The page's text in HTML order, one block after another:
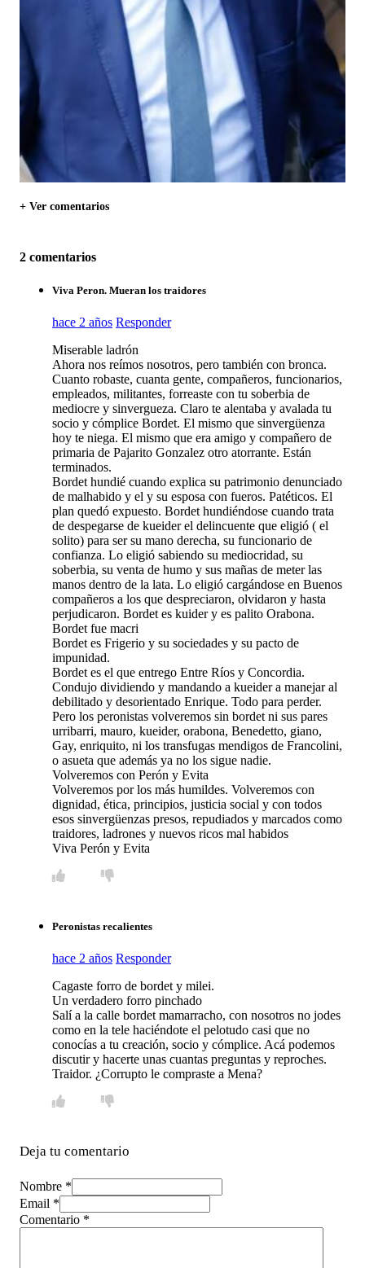
+ Ver comentarios
2 comentarios
Viva Peron. Mueran los traidores
hace 2 años Responder
Miserable ladrón
Ahora nos reímos nosotros, pero también con bronca.
Cuanto robaste, cuanta gente, compañeros, funcionarios,
empleados, militantes, forreaste con tu soberbia de
mediocre y sinvergueza. Claro te alentaba y avalada tu
socio y cómplice Bordet. El mismo que sinvergüenza
hoy te niega. El mismo que era amigo y compañero de
primaria de Pajarito Gonzalez otro atorrante. Están
terminados.
Bordet hundié cuando explica su patrimonio denunciado
de malhabido y el y su esposa con fueros. Patéticos. El
plan quedó expuesto. Bordet hundiéndose cuando trata
de despegarse de kueider el delincuente que eligió ( el
solito) para ser su mano derecha, su funcionario de
confianza. Lo eligió sabiendo su mediocridad, su
soberbia, su venta de humo y sus mañas de meter las
manos dentro de la lata. Lo eligió cargándose en Buenos
compañeros a los que despreciaron, olvidaron y hasta
perjudicaron. Bordet es kuider y es palito Orabona.
Bordet fue macri
Bordet es Frigerio y su sociedades y su pacto de
impunidad.
Bordet es el que entrego Entre Ríos y Concordia.
Condujo dividiendo y mandando a kueider a manejar al
debilitado y desorientado Enrique. Todo para perder.
Pero los peronistas volveremos sin bordet ni sus pares
urribarri, mauro, kueider, orabona, Benedetto, giano,
Gay, enriquito, ni los transfugas mendigos de Francolini,
o asueta que además ya no los sigue nadie.
Volveremos con Perón y Evita
Volveremos por los más humildes. Volveremos con
dignidad, ética, principios, justicia social y con todos
esos sinvergüenzas presos, repudiados y marcados como
traidores, ladrones y nuevos ricos mal habidos
Viva Perón y Evita
Peronistas recalientes
hace 2 años Responder
Cagaste forro de bordet y milei.
Un verdadero forro pinchado
Salí a la calle bordet mamarracho, con nosotros no jodes
como en la tele haciéndote el pelotudo casi que no
conocías a tu creación, socio y cómplice. Acá podemos
discutir y hacerte unas cuantas preguntas y reproches.
Traidor. ¿Corrupto le compraste a Mena?
Deja tu comentario
Nombre *
Email *
Comentario *